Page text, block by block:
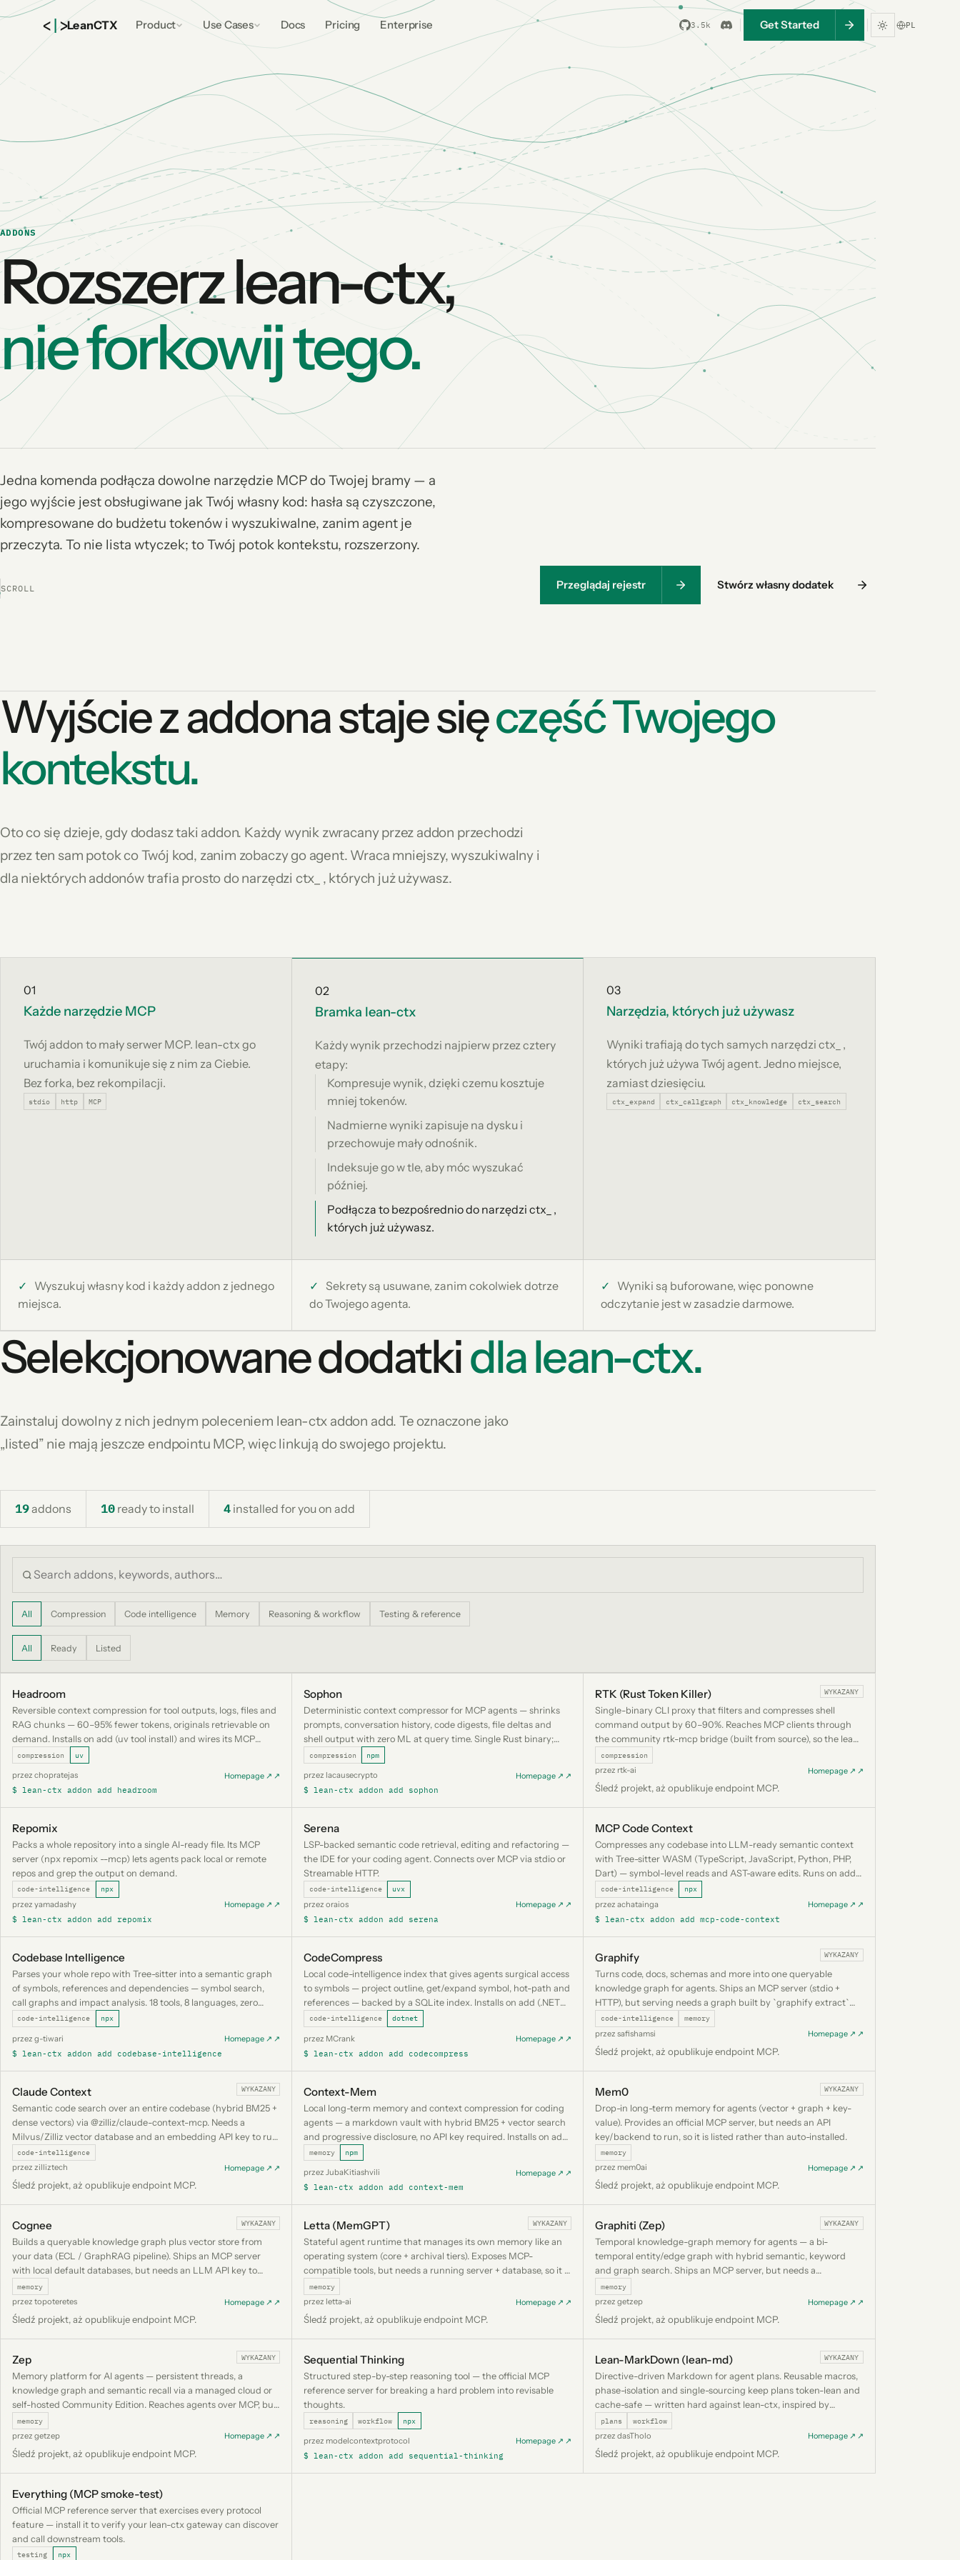
<|>LeanCTX Product Use Cases Docs Pricing Enterprise 3.5k Get Started PL
ADDONS
Rozszerz lean-ctx,
nie forkowij tego.
Jedna komenda podłącza dowolne narzędzie MCP do Twojej bramy — a
jego wyjście jest obsługiwane jak Twój własny kod: hasła są czyszczone,
kompresowane do budżetu tokenów i wyszukiwalne, zanim agent je
przeczyta. To nie lista wtyczek; to Twój potok kontekstu, rozszerzony.
SCROLL Przeglądaj rejestr Stwórz własny dodatek
Wyjście z addona staje sięczęść Twojego
kontekstu.
Oto co się dzieje, gdy dodasz taki addon. Każdy wynik zwracany przez addon przechodzi
przez ten sam potok co Twój kod, zanim zobaczy go agent. Wraca mniejszy, wyszukiwalny i
dla niektórych addonów trafia prosto do narzędzi ctx_ , których już używasz.
01
Każde narzędzie MCP
Twój addon to mały serwer MCP. lean-ctx go
uruchamia i komunikuje się z nim za Ciebie.
Bez forka, bez rekompilacji.
stdio http MCP
02
Bramka lean-ctx
Każdy wynik przechodzi najpierw przez cztery
etapy:
Kompresuje wynik, dzięki czemu kosztuje
mniej tokenów.
Nadmierne wyniki zapisuje na dysku i
przechowuje mały odnośnik.
Indeksuje go w tle, aby móc wyszukać
później.
Podłącza to bezpośrednio do narzędzi ctx_ ,
których już używasz.
03
Narzędzia, których już używasz
Wyniki trafiają do tych samych narzędzi ctx_ ,
których już używa Twój agent. Jedno miejsce,
zamiast dziesięciu.
ctx_expand ctx_callgraph ctx_knowledge ctx_search
✓
Wyszukuj własny kod i każdy addon z jednego
miejsca.
✓
Sekrety są usuwane, zanim cokolwiek dotrze
do Twojego agenta.
✓
Wyniki są buforowane, więc ponowne
odczytanie jest w zasadzie darmowe.
Selekcjonowane dodatkidla lean-ctx.
Zainstaluj dowolny z nich jednym poleceniem lean-ctx addon add. Te oznaczone jako
„listed” nie mają jeszcze endpointu MCP, więc linkują do swojego projektu.
19addons 10 ready to install 4 installed for you on add
All Compression Code intelligence Memory Reasoning & workflow Testing & reference
All Ready Listed
Headroom
Reversible context compression for tool outputs, logs, files and
RAG chunks — 60–95% fewer tokens, originals retrievable on
demand. Installs on add (uv tool install) and wires its MCP
server (headroom mcp serve) into the lean-ctx gateway.
compression uv
przez chopratejas
Homepage ↗ ↗
$ lean-ctx addon add headroom
Sophon
Deterministic context compressor for MCP agents — shrinks
prompts, conversation history, code digests, file deltas and
shell output with zero ML at query time. Single Rust binary;
installs on add (npm) and wires its MCP server (sophon serve)
compression npm
przez lacausecrypto
Homepage ↗ ↗
$ lean-ctx addon add sophon
RTK (Rust Token Killer) WYKAZANY
Single-binary CLI proxy that filters and compresses shell
command output by 60–90%. Reaches MCP clients through
the community rtk-mcp bridge (built from source), so the lean-
ctx gateway can run commands through it.
compression
przez rtk-ai
Homepage ↗ ↗
Śledź projekt, aż opublikuje endpoint MCP.
Repomix
Packs a whole repository into a single AI-ready file. Its MCP
server (npx repomix --mcp) lets agents pack local or remote
repos and grep the output on demand.
code-intelligence
npx
przez yamadashy
Homepage ↗ ↗
$ lean-ctx addon add repomix
Serena
LSP-backed semantic code retrieval, editing and refactoring —
the IDE for your coding agent. Connects over MCP via stdio or
Streamable HTTP.
code-intelligence
uvx
przez oraios
Homepage ↗ ↗
$ lean-ctx addon add serena
MCP Code Context
Compresses any codebase into LLM-ready semantic context
with Tree-sitter WASM (TypeScript, JavaScript, Python, PHP,
Dart) — symbol-level reads and AST-aware edits. Runs on add
via npx; no install or native build needed.
code-intelligence
npx
przez achatainga
Homepage ↗ ↗
$ lean-ctx addon add mcp-code-context
Codebase Intelligence
Parses your whole repo with Tree-sitter into a semantic graph
of symbols, references and dependencies — symbol search,
call graphs and impact analysis. 18 tools, 8 languages, zero
infrastructure or keys. Runs on add via npx.
code-intelligence npx
przez g-tiwari
Homepage ↗ ↗
$ lean-ctx addon add codebase-intelligence
CodeCompress
Local code-intelligence index that gives agents surgical access
to symbols — project outline, get/expand symbol, hot-path and
references — backed by a SQLite index. Installs on add (.NET
global tool) and wires its MCP server.
code-intelligence dotnet
przez MCrank
Homepage ↗ ↗
$ lean-ctx addon add codecompress
Graphify WYKAZANY
Turns code, docs, schemas and more into one queryable
knowledge graph for agents. Ships an MCP server (stdio +
HTTP), but serving needs a graph built by `graphify extract`
(an LLM-backed step), so it is listed rather than auto-installed.
code-intelligence
memory
przez safishamsi
Homepage ↗ ↗
Śledź projekt, aż opublikuje endpoint MCP.
Claude Context WYKAZANY
Semantic code search over an entire codebase (hybrid BM25 +
dense vectors) via @zilliz/claude-context-mcp. Needs a
Milvus/Zilliz vector database and an embedding API key to run,
so it is listed rather than auto-installed.
code-intelligence
przez zilliztech
Homepage ↗ ↗
Śledź projekt, aż opublikuje endpoint MCP.
Context-Mem
Local long-term memory and context compression for coding
agents — a markdown vault with hybrid BM25 + vector search
and progressive disclosure, no API key required. Installs on add
(npm) and wires its MCP server (context-mem serve).
memory npm
przez JubaKitiashvili
Homepage ↗ ↗
$ lean-ctx addon add context-mem
Mem0 WYKAZANY
Drop-in long-term memory for agents (vector + graph + key-
value). Provides an official MCP server, but needs an API
key/backend to run, so it is listed rather than auto-installed.
memory
przez mem0ai
Homepage ↗ ↗
Śledź projekt, aż opublikuje endpoint MCP.
Cognee WYKAZANY
Builds a queryable knowledge graph plus vector store from
your data (ECL / GraphRAG pipeline). Ships an MCP server
with local default databases, but needs an LLM API key to
process, so it is listed rather than auto-installed.
memory
przez topoteretes
Homepage ↗ ↗
Śledź projekt, aż opublikuje endpoint MCP.
Letta (MemGPT) WYKAZANY
Stateful agent runtime that manages its own memory like an
operating system (core + archival tiers). Exposes MCP-
compatible tools, but needs a running server + database, so it is
listed rather than auto-installed.
memory
przez letta-ai
Homepage ↗ ↗
Śledź projekt, aż opublikuje endpoint MCP.
Graphiti (Zep) WYKAZANY
Temporal knowledge-graph memory for agents — a bi-
temporal entity/edge graph with hybrid semantic, keyword
and graph search. Ships an MCP server, but needs a
Neo4j/FalkorDB backend and an LLM API key, so it is listed
rather than auto-installed.
memory
przez getzep
Homepage ↗ ↗
Śledź projekt, aż opublikuje endpoint MCP.
Zep WYKAZANY
Memory platform for AI agents — persistent threads, a
knowledge graph and semantic recall via a managed cloud or
self-hosted Community Edition. Reaches agents over MCP, but
needs an account/API key, so it is listed rather than auto-
installed.
memory
przez getzep
Homepage ↗ ↗
Śledź projekt, aż opublikuje endpoint MCP.
Sequential Thinking
Structured step-by-step reasoning tool — the official MCP
reference server for breaking a hard problem into revisable
thoughts.
reasoning workflow npx
przez modelcontextprotocol
Homepage ↗ ↗
$ lean-ctx addon add sequential-thinking
Lean-MarkDown (lean-md) WYKAZANY
Directive-driven Markdown for agent plans. Reusable macros,
phase-isolation and single-sourcing keep plans token-lean and
cache-safe — written hard against lean-ctx, inspired by
MarkdownAI.
plans
workflow
przez dasTholo
Homepage ↗ ↗
Śledź projekt, aż opublikuje endpoint MCP.
Everything (MCP smoke-test)
Official MCP reference server that exercises every protocol
feature — install it to verify your lean-ctx gateway can discover
and call downstream tools.
testing npx